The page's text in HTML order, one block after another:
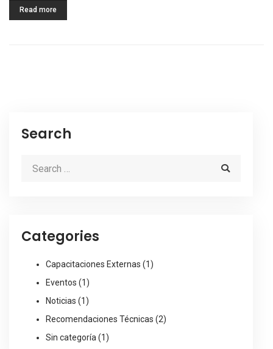
Read more
Search
Categories
Capacitaciones Externas (1)
Eventos (1)
Noticias (1)
Recomendaciones Técnicas (2)
Sin categoría(1)